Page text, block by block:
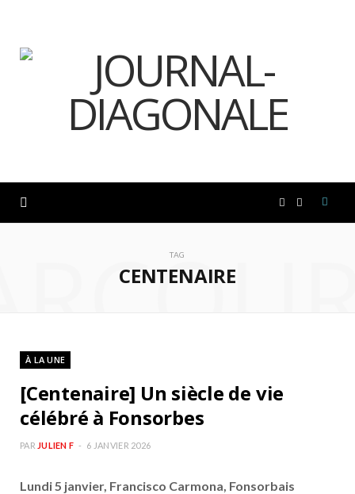
k
TAG
CENTENAIRE
À LA UNE
[Centenaire] Un siècle de vie
célébré à Fonsorbes
PAR JULIEN F 6 JANVIER 2026
Lundi 5 janvier, Francisco Carmona, Fonsorbais